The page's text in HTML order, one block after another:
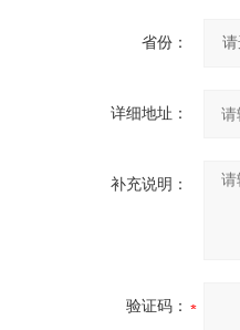
省份：
详细地址：
补充说明：
验证码：